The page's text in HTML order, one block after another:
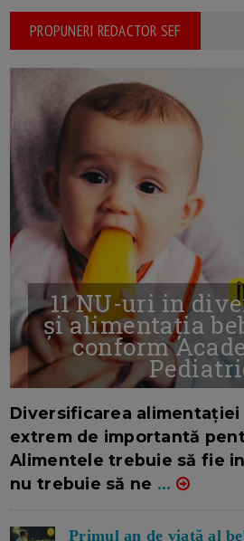
PROPUNERI REDACTOR SEF
11 NU-uri in
și alimentația
conform
Diversificarea
extrem de importantă
Alimentele trebuie să fie
nu trebuie să ne ...
Primul an de viață al